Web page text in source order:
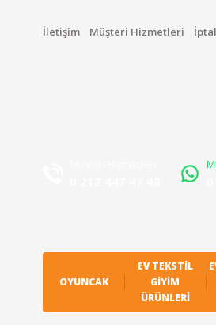
İletişim Müşteri Hizmetleri
OYUNCAK
EV TEKSTIL
GIYIM
ÜRÜNLERI